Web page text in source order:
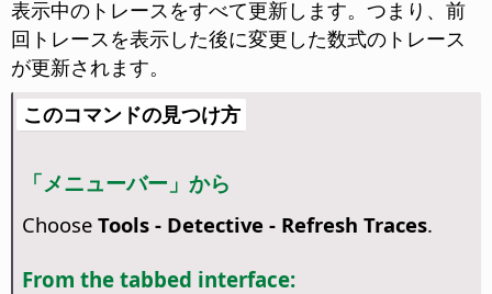
表示中のトレースをすべて更新します。つまり、前
回トレースを表示した後に変更した数式のトレース
が更新されます。
このコマンドの見つけ方
「メニューバー」から
Choose Tools - Detective - Refresh Traces.
From the tabbed interface: